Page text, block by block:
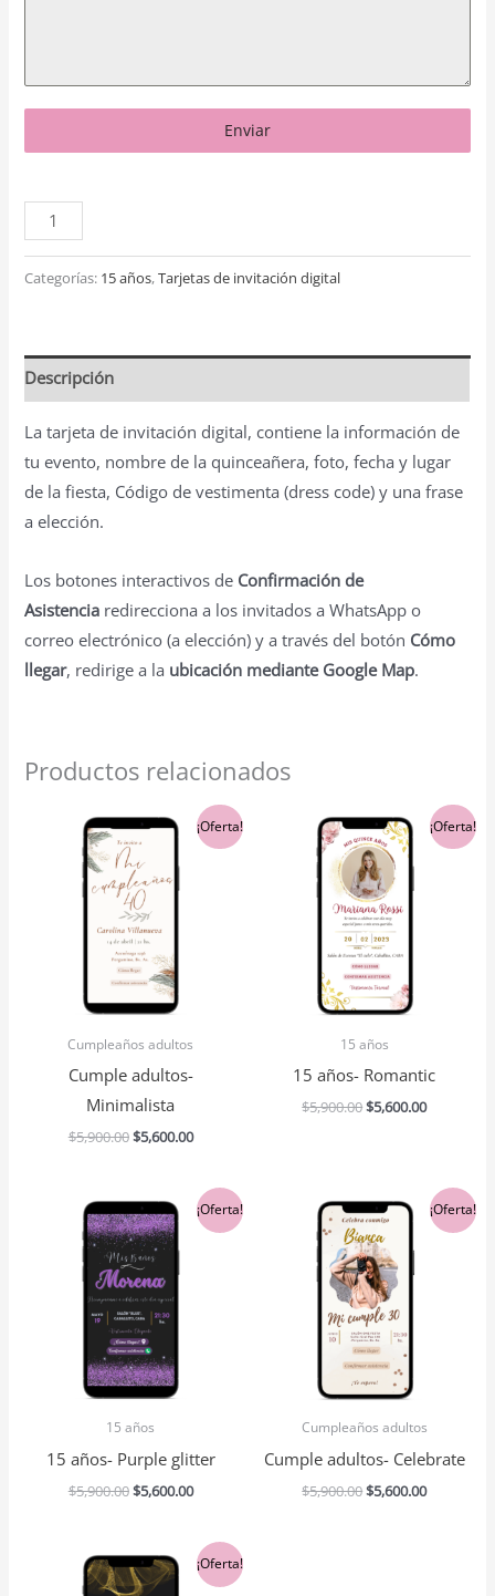
Enviar
Categorías: 15 años,Tarjetas de invitación digital
Descripción
La tarjeta de invitación digital, contiene la información de
tu evento, nombre de la quinceañera, foto, fecha y lugar
de la fiesta, Código de vestimenta (dress code) y una frase
a elección.
Los botones interactivos de Confirmación de
Asistencia redirecciona a los invitados a WhatsApp o
correo electrónico (a elección) y a través del botón Cómo
llegar, redirige a la ubicación mediante Google Map.
Productos relacionados
¡Oferta!
Cumpleaños adultos
Cumple adultos-
Minimalista
$5,900.00
El
precio
era:
$5,900.00.
$5,600.00
El
precio
¡Oferta!
15 años
15 años- Romantic
$5,900.00
El
precio
original
era:
$5,900.00.
$5,600.00
El
precio
¡Oferta!
15 años
15 años- Purple glitter
$5,900.00
El
precio
original
era:
$5,900.00.
$5,600.00
El
precio
actual
¡Oferta!
Cumpleaños adultos
Cumple adultos- Celebrate
$5,900.00
El
precio
original
era:
$5,900.00.
$5,600.00
El
precio
actual
¡Oferta!
El
precio
El
precio